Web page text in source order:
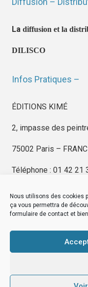
Nous utilisons des cookies
ça vous permettra de
formulaire de contact et
La diffusion et la
DILISCO
Infos Pratiques –
ÉDITIONS KIMÉ
2, impasse des
75002 Paris –
Téléphone : 01 42 21
EDITIONS
©